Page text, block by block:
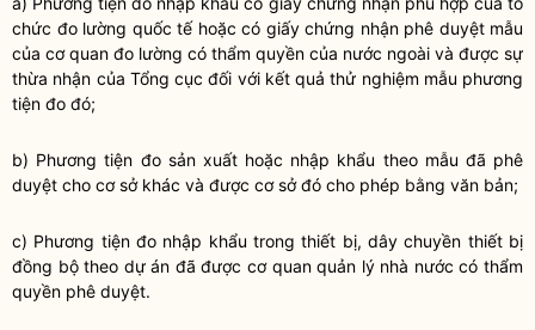
chức đo lường quốc tế hoặc có giấy chứng nhận phê duyệt mẫu
của cơ quan đo lường có thẩm quyền của nước ngoài và được sự
thừa nhận của Tổng cục đối với kết quả thử nghiệm mẫu phương
tiện đo đó;
b) Phương tiện đo sản xuất hoặc nhập khẩu theo mẫu đã phê
duyệt cho cơ sở khác và được cơ sở đó cho phép bằng văn bản;
c) Phương tiện đo nhập khẩu trong thiết bị, dây chuyền thiết bị
đồng bộ theo dự án đã được cơ quan quản lý nhà nước có thẩm
quyền phê duyệt.